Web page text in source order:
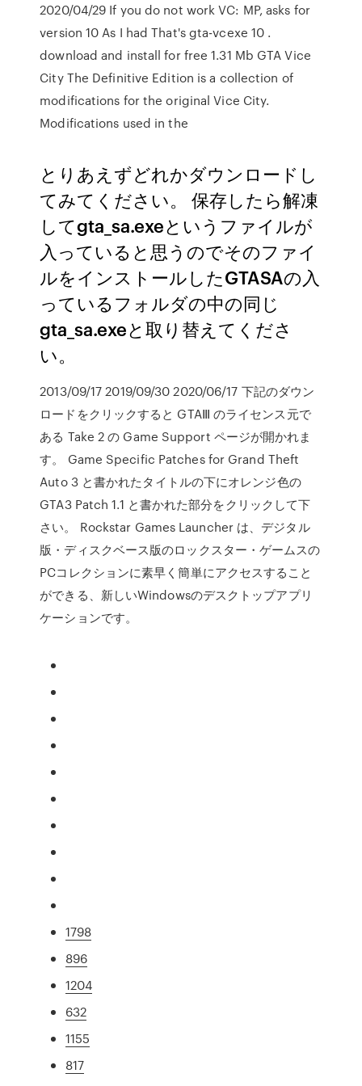
2020/04/29 If you do not work VC: MP, asks for
version 10 As I had That's gta-vcexe 10 .
download and install for free 1.31 Mb GTA Vice
City The Definitive Edition is a collection of
modifications for the original Vice City.
Modifications used in the
とりあえずどれかダウンロードし
てみてください。 保存したら解凍
してgta_sa.exeというファイルが
入っていると思うのでそのファイ
ルをインストールしたGTASAの入
っているフォルダの中の同じ
gta_sa.exeと取り替えてくださ
い。
2013/09/17 2019/09/30 2020/06/17 下記のダウン
ロードをクリックすると GTAⅢ のライセンス元で
ある Take 2 の Game Support ページが開かれま
す。 Game Specific Patches for Grand Theft
Auto 3 と書かれたタイトルの下にオレンジ色の
GTA3 Patch 1.1 と書かれた部分をクリックして下
さい。 Rockstar Games Launcher は、デジタル
版・ディスクベース版のロックスター・ゲームスの
PCコレクションに素早く簡単にアクセスすること
ができる、新しいWindowsのデスクトップアプリ
ケーションです。
1798
896
1204
632
1155
817